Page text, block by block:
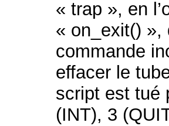
« trap », en
« on_exit() »,
commande
effacer le
script est tué
(INT), 3